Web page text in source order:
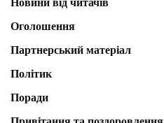
Новини від читачів
Оголошення
Партнерський матеріал
Політик
Поради